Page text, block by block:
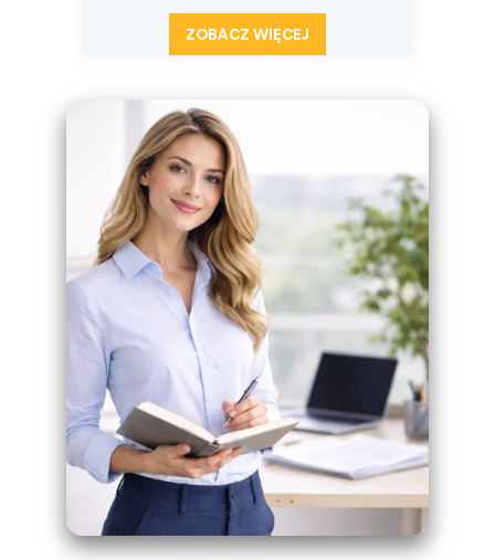
ZOBACZ WIĘCEJ